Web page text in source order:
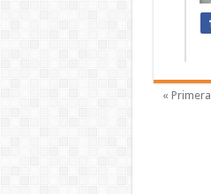
« Primera